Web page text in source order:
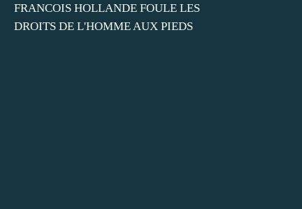
FRANCOIS HOLLANDE FOULE LES
DROITS DE L'HOMME AUX PIEDS